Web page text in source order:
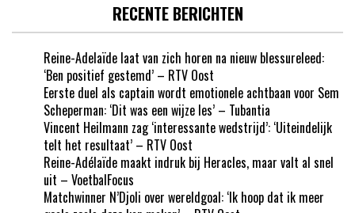
RECENTE BERICHTEN
Reine-Adelaïde laat van zich horen na nieuw blessureleed:
‘Ben positief gestemd’ – RTV Oost
Eerste duel als captain wordt emotionele achtbaan voor Sem
Scheperman: ‘Dit was een wijze les’ – Tubantia
Vincent Heilmann zag ‘interessante wedstrijd’: ‘Uiteindelijk
telt het resultaat’ – RTV Oost
Reine-Adélaïde maakt indruk bij Heracles, maar valt al snel
uit – VoetbalFocus
Matchwinner N’Djoli over wereldgoal: ‘Ik hoop dat ik meer